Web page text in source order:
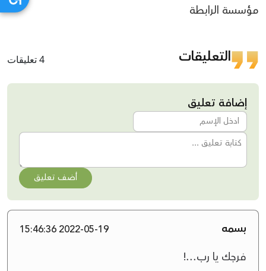
مؤسسة الرابطة
التعليقات 4 تعليقات
إضافة تعليق
أضف تعليق
بسمه 2022-05-19 15:46:36
فرجك يا رب...!